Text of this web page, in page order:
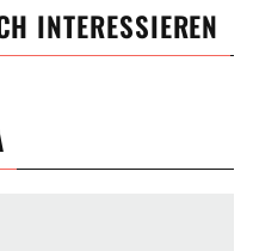
INTERESSIEREN